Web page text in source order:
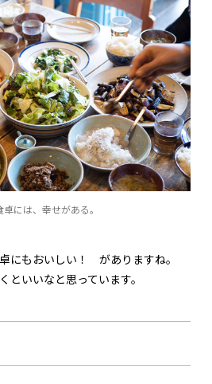
には、幸せがある。
にもおいしい！ がありますね。
といいなと思っています。